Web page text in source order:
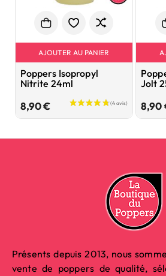
AJOUTER AU PANIER
Poppers Isopropyl
Nitrite 24ml
8,90 €Prix
Jolt
8,90
Présents depuis 2013, nous
vente de poppers de qualité,